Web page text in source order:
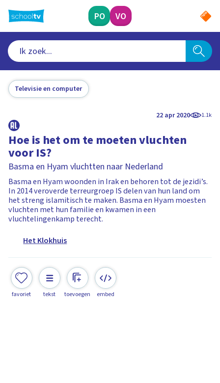
naar
hoofdinhoud
PO VO
Televisie en computer
22 apr 2020 1.1k
Hoe is het om te moeten vluchten
voor IS?
Basma en Hyam vluchtten naar Nederland
Basma en Hyam woonden in Irak en behoren tot de jezidi’s.
In 2014 veroverde terreurgroep IS delen van hun land om
het streng islamitisch te maken. Basma en Hyam moesten
vluchten met hun familie en kwamen in een
vluchtelingenkamp terecht.
Het Klokhuis
favoriet tekst toevoegen embed